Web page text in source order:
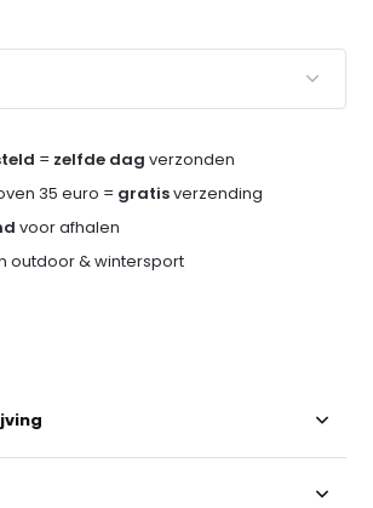
= zelfde dag verzonden
35 euro = gratisverzending
voor afhalen
outdoor & wintersport